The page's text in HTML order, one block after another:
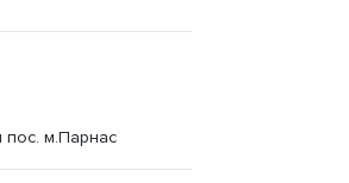
м.Парнас